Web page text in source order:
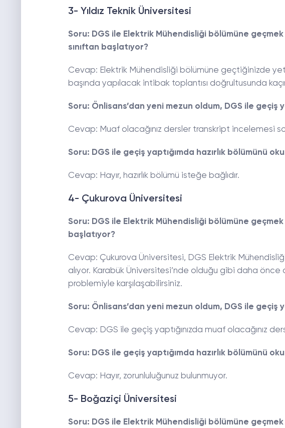
3- Yıldız Teknik Üniversitesi
Soru: DGS ile Elektrik Mühendisliği bölümüne geçmek
sınıftan başlatıyor?
Cevap: Elektrik Mühendisliği bölümüne geçtiğinizde
başında yapılacak intibak toplantısı doğrultusunda
Soru: Önlisans’dan yeni mezun oldum, DGS ile
Cevap: Muaf olacağınız dersler transkript incelemesi
Soru: DGS ile geçiş yaptığımda hazırlık bölümünü
Cevap: Hayır, hazırlık bölümü isteğe bağlıdır.
4- Çukurova Üniversitesi
Soru: DGS ile Elektrik Mühendisliği bölümüne
başlatıyor?
Cevap: Çukurova Üniversitesi, DGS Elektrik
alıyor. Karabük Üniversitesi’nde olduğu gibi daha önce
problemiyle karşılaşabilirsiniz.
Soru: Önlisans’dan yeni mezun oldum, DGS ile
Cevap: DGS ile geçiş yaptığınızda muaf olacağınız
Soru: DGS ile geçiş yaptığımda hazırlık bölümünü
Cevap: Hayır, zorunluluğunuz bulunmuyor.
5- Boğaziçi Üniversitesi
Soru: DGS ile Elektrik Mühendisliği bölümüne